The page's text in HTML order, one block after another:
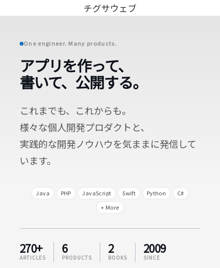
チグサウェブ
One engineer. Many products.
アプリを作って、
書いて、公開する。
これまでも、これからも。
様々な個人開発プロダクトと、
実践的な開発ノウハウを気ままに発信して
います。
Java PHP JavaScript Swift Python
C#
+ More
270+
ARTICLES
6
PRODUCTS
2
BOOKS
2009
SINCE